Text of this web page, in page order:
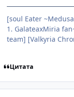
[soul Eater
1. GalateaxMiria
team] [Valkyria
Цитата